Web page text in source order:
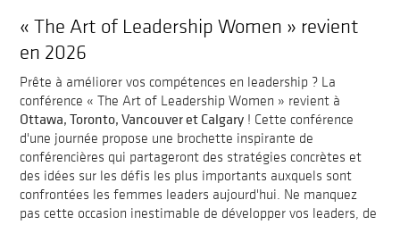
« The Art of Leadership Women » revient
en 2026
Prête à améliorer vos compétences en leadership ? La
conférence « The Art of Leadership Women » revient à
Ottawa, Toronto, Vancouver et Calgary! Cette conférence
d'une journée propose une brochette inspirante de
conférencières qui partageront des stratégies concrètes et
des idées sur les défis les plus importants auxquels sont
confrontées les femmes leaders aujourd'hui. Ne manquez
pas cette occasion inestimable de développer vos leaders, de